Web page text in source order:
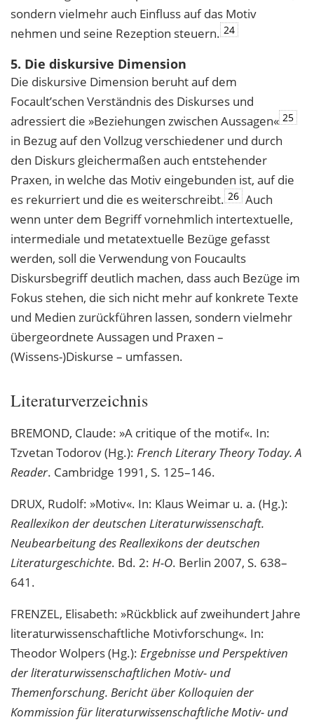
sondern vielmehr auch Einfluss auf das Motiv
nehmen und seine Rezeption steuern. 24
5. Die diskursive Dimension
Die diskursive Dimension beruht auf dem
Focault’schen Verständnis des Diskurses und
adressiert die »Beziehungen zwischen Aussagen« 25
in Bezug auf den Vollzug verschiedener und durch
den Diskurs gleichermaßen auch entstehender
Praxen, in welche das Motiv eingebunden ist, auf die
es rekurriert und die es weiterschreibt. 26 Auch
wenn unter dem Begriff vornehmlich intertextuelle,
intermediale und metatextuelle Bezüge gefasst
werden, soll die Verwendung von Foucaults
Diskursbegriff deutlich machen, dass auch Bezüge im
Fokus stehen, die sich nicht mehr auf konkrete Texte
und Medien zurückführen lassen, sondern vielmehr
übergeordnete Aussagen und Praxen –
(Wissens-)Diskurse – umfassen.
Literaturverzeichnis
BREMOND, Claude: »A critique of the motif«. In:
Tzvetan Todorov (Hg.): French Literary Theory Today. A
Reader. Cambridge 1991, S. 125–146.
DRUX, Rudolf: »Motiv«. In: Klaus Weimar u. a. (Hg.):
Reallexikon der deutschen Literaturwissenschaft.
Neubearbeitung des Reallexikons der deutschen
Literaturgeschichte. Bd. 2: H-O. Berlin 2007, S. 638–
641.
FRENZEL, Elisabeth: »Rückblick auf zweihundert Jahre
literaturwissenschaftliche Motivforschung«. In:
Theodor Wolpers (Hg.): Ergebnisse und Perspektiven
der literaturwissenschaftlichen Motiv- und
Themenforschung. Bericht über Kolloquien der
Kommission für literaturwissenschaftliche Motiv- und